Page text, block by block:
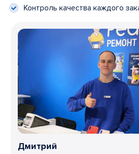
Контроль качества каждого
Дмитрий